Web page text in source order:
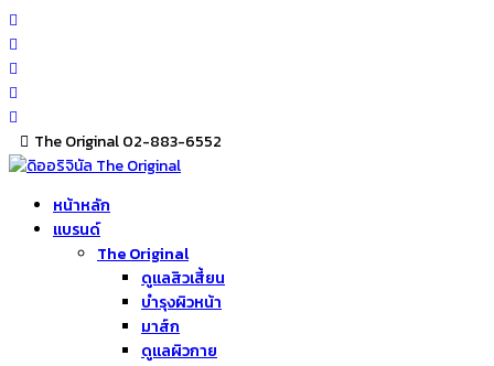
Skip
to
content
The Original 02-883-6552
หน้าหลัก
แบรนด์
The Original
ดูแลสิวเสี้ยน
บำรุงผิวหน้า
มาส์ก
ดูแลผิวกาย